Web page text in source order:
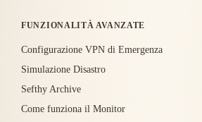
FUNZIONALITÀ AVANZATE
Configurazione VPN di Emergenza
Simulazione Disastro
Sefthy Archive
Come funziona il Monitor